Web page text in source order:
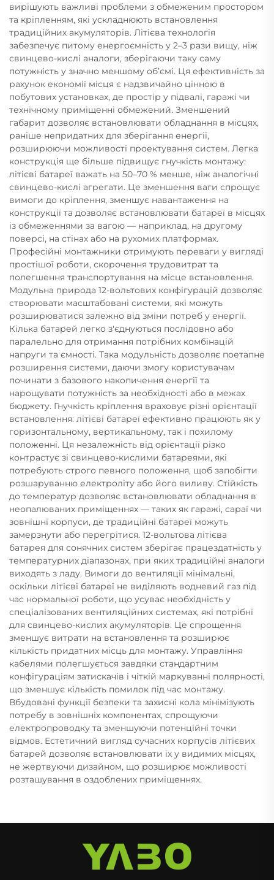
вирішують важливі проблеми з обмеженим простором
та кріпленням, які ускладнюють встановлення
традиційних акумуляторів. Літієва технологія
забезпечує питому енергоємність у 2–3 рази вищу, ніж
свинцево-кислі аналоги, зберігаючи таку саму
потужність у значно меншому об’ємі. Ця ефективність за
рахунок економії місця є надзвичайно цінною в
побутових установках, де простір у підвалі, гаражі чи
технічному приміщенні обмежений. Зменшений
габарит дозволяє встановлювати обладнання в місцях,
раніше непридатних для зберігання енергії,
розширюючи можливості проектування систем. Легка
конструкція ще більше підвищує гнучкість монтажу:
літієві батареї важать на 50–70 % менше, ніж аналогічні
свинцево-кислі агрегати. Це зменшення ваги спрощує
вимоги до кріплення, зменшує навантаження на
конструкції та дозволяє встановлювати батареї в місцях
із обмеженнями за вагою — наприклад, на другому
поверсі, на стінах або на рухомих платформах.
Професійні монтажники отримують переваги у вигляді
простішої роботи, скорочення трудовитрат та
полегшення транспортування на місце встановлення.
Модульна природа 12-вольтових конфігурацій дозволяє
створювати масштабовані системи, які можуть
розширюватися залежно від зміни потреб у енергії.
Кілька батарей легко з'єднуються послідовно або
паралельно для отримання потрібних комбінацій
напруги та ємності. Така модульність дозволяє поетапне
розширення системи, даючи змогу користувачам
починати з базового накопичення енергії та
нарощувати потужність за необхідності або в межах
бюджету. Гнучкість кріплення враховує різні орієнтації
встановлення: літієві батареї ефективно працюють як у
горизонтальному, вертикальному, так і похилому
положенні. Ця незалежність від орієнтації різко
контрастує зі свинцево-кислими батареями, які
потребують строго певного положення, щоб запобігти
розшаруванню електроліту або його виливу. Стійкість
до температур дозволяє встановлювати обладнання в
неопалюваних приміщеннях — таких як гаражі, сараї чи
зовнішні корпуси, де традиційні батареї можуть
замерзнути або перегрітися. 12-вольтова літієва
батарея для сонячних систем зберігає працездатність у
температурних діапазонах, при яких традиційні аналоги
виходять з ладу. Вимоги до вентиляції мінімальні,
оскільки літієві батареї не виділяють водневий газ під
час нормальної роботи, що усуває необхідність у
спеціалізованих вентиляційних системах, які потрібні
для свинцево-кислих акумуляторів. Це спрощення
зменшує витрати на встановлення та розширює
кількість придатних місць для монтажу. Управління
кабелями полегшується завдяки стандартним
конфігураціям затискачів і чіткій маркуванні полярності,
що зменшує кількість помилок під час монтажу.
Вбудовані функції безпеки та захисні кола мінімізують
потребу в зовнішніх компонентах, спрощуючи
електропроводку та зменшуючи потенційні точки
відмов. Естетичний вигляд сучасних корпусів літієвих
батарей дозволяє встановлювати їх у видимих місцях,
не жертвуючи дизайном, що розширює можливості
розташування в оздоблених приміщеннях.